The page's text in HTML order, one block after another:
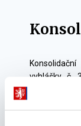
vyhlášky č.
účetních